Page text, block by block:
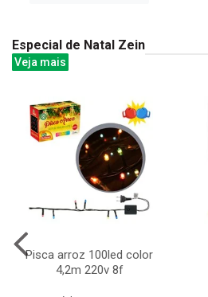
Especial de Natal Zein
Veja mais
Pisca arroz 100led color
4,2m 220v 8f